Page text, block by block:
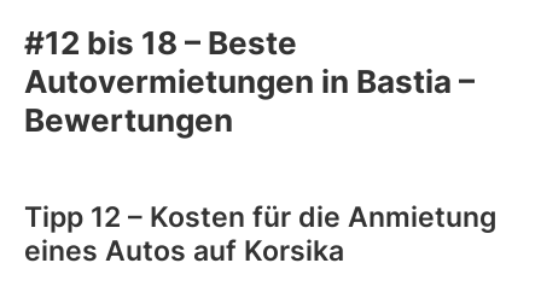
#12 bis 18 – Beste
Autovermietungen in Bastia –
Bewertungen
Tipp 12 – Kosten für die Anmietung
eines Autos auf Korsika